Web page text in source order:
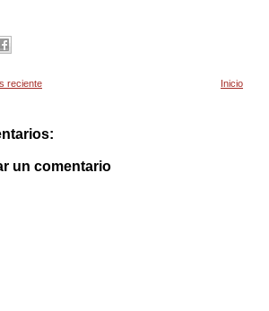
reciente Inicio
un comentario